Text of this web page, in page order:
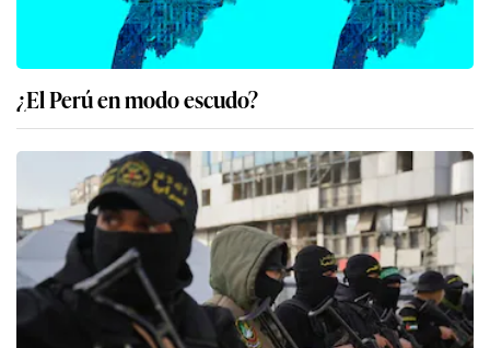
¿El Perú en modo escudo?